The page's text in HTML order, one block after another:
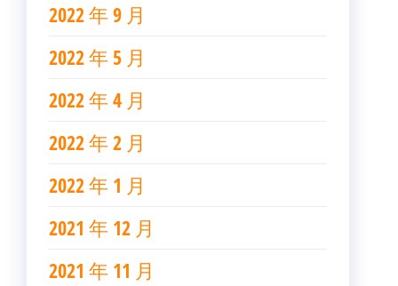
2022 年 9 月
2022 年 5 月
2022 年 4 月
2022 年 2 月
2022 年 1 月
2021 年 12 月
2021 年 11 月